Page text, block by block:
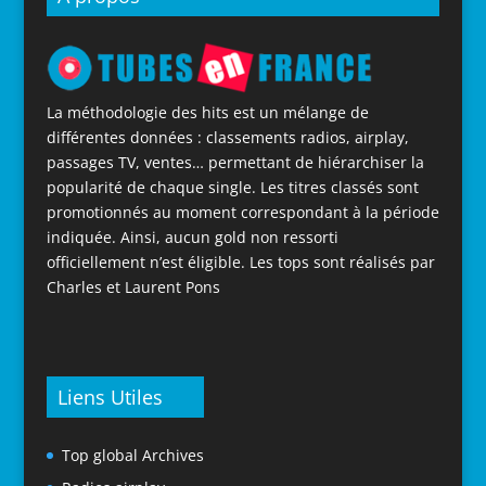
La méthodologie des hits est un mélange de
différentes données : classements radios, airplay,
passages TV, ventes… permettant de hiérarchiser la
popularité de chaque single. Les titres classés sont
promotionnés au moment correspondant à la période
indiquée. Ainsi, aucun gold non ressorti
officiellement n’est éligible. Les tops sont réalisés par
Charles et Laurent Pons
Liens Utiles
Top global Archives